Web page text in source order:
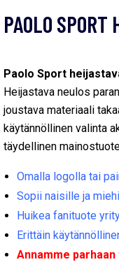
PAOLO SPORT
Paolo Sport
Heijastava neulos
joustava materiaali
käytännöllinen valinta
täydellinen
Omalla logolla tai
Sopii naisille ja
Huikea fanituote
Erittäin
Annamme